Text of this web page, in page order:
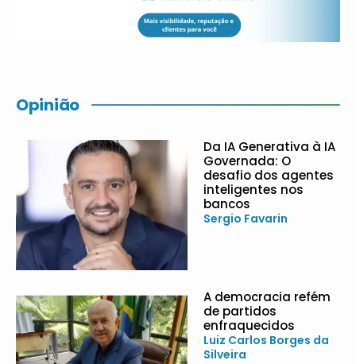
Opinião
Da IA Generativa à IA
Governada: O
desafio dos agentes
inteligentes nos
bancos
Sergio Favarin
A democracia refém
de partidos
enfraquecidos
Luiz Carlos Borges da
Silveira